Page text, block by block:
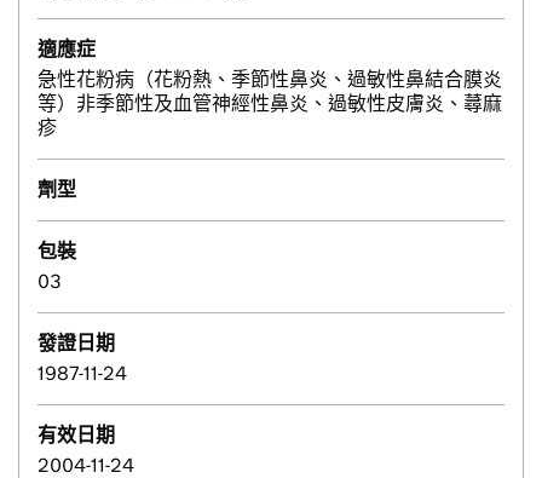
適應症
急性花粉病（花粉熱、季節性鼻炎、過敏性鼻結合膜炎
等）非季節性及血管神經性鼻炎、過敏性皮膚炎、蕁麻
疹
劑型
包裝
03
發證日期
1987-11-24
有效日期
2004-11-24